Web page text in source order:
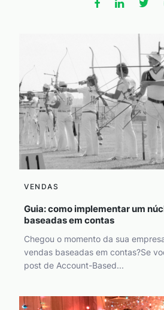
VENDAS
Guia: como implementar um
baseadas em contas
Chegou o momento da sua
vendas baseadas em contas?Se
post de Account-Based...